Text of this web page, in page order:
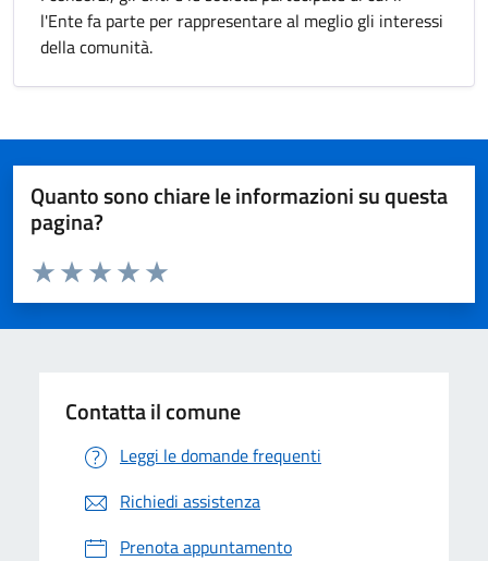
l'Ente fa parte per rappresentare al meglio gli interessi
della comunità.
Quanto sono chiare le informazioni su questa
pagina?
Valuta da 1 a 5 stelle la pagina
Valuta 5 stelle su 5
Valuta 4 stelle su 5
Valuta 3 stelle su 5
Valuta 2 stelle su 5
Valuta 1 stelle su 5
Contatta il comune
Leggi le domande frequenti
Richiedi assistenza
Prenota appuntamento